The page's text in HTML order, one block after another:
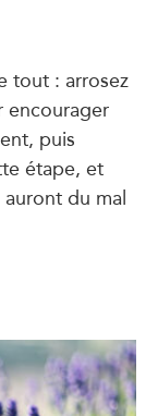
tout : arrosez
encourager
puis
étape, et
du mal